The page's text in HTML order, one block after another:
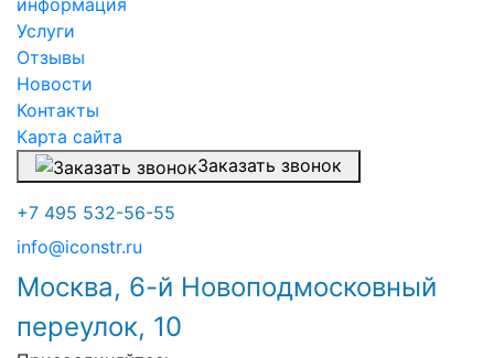
информация
Услуги
Отзывы
Новости
Контакты
Карта сайта
Заказать звонок
+7 495 532-56-55
info@iconstr.ru
Москва, 6-й Новоподмосковный
переулок, 10